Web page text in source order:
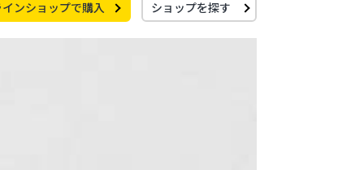
ンショップで購入 ショップを探す